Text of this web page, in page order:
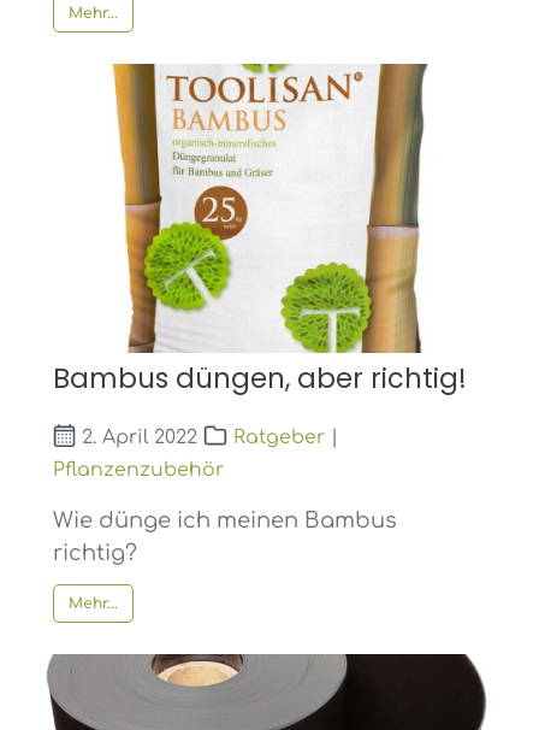
Mehr...
Bambus düngen, aber richtig!
2. April 2022 Ratgeber|
Pflanzenzubehör
Wie dünge ich meinen Bambus
richtig?
Mehr...